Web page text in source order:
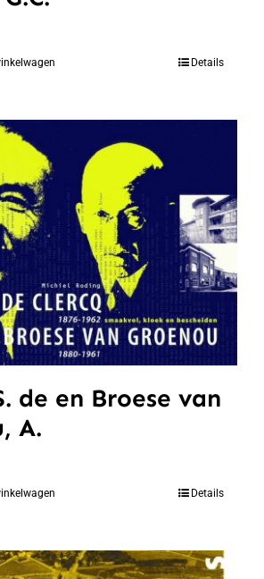
Details
de en Broese van
A.
Details